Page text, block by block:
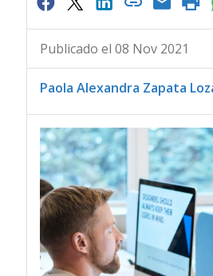
Publicado el 08 Nov 2021
Paola Alexandra Zapata